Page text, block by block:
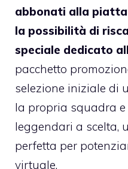
abbonati alla
la possibilità di
speciale dedicato
pacchetto
selezione iniziale di
la propria squadra e
leggendari a scelta,
perfetta per
virtuale.